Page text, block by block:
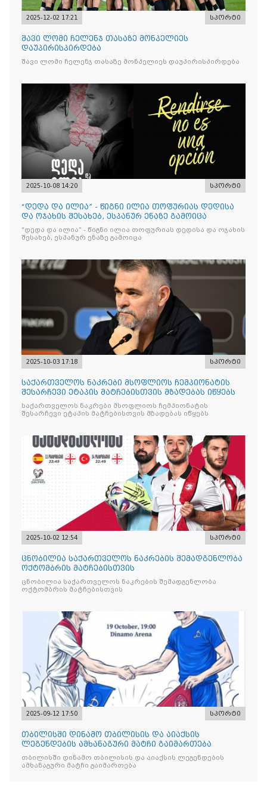
2025-12-02 17:21 სპორტი
შავი ლომი ჩელენჯ თასაზე მონპელიეს
დაუპირისპირდება
შავი ლომი ჩელენჯ თასაზე მონპელიეს დაუპირისპირდება
2025-10-08 14:20 სპორტი
“დედა და ილია” - წიგნი ილია თოფურიას დედისა
და ოჯახის შესახებ, ესპანურ ენაზე გამოიცა
“დედა და ილია” - წიგნი ილია თოფურიას დედისა და ოჯახის
შესახებ, ესპანურ ენაზე გამოიცა
2025-10-03 17:18 სპორტი
საქართველოს ნაკრები მსოფლიოს ჩემპიონატის
შესარჩევი ეტაპის მატჩებისთვის მზადებას იწყებს
საქართველოს ნაკრები მსოფლიოს ჩემპიონატის
შესარჩევი ეტაპის მატჩებისთვის მზადებას იწყებს
2025-10-02 12:54 სპორტი
ცნობილია საქართველოს ნაკრების შემადგენლობა
ოქტომბრის მატჩებისთვის
ცნობილია საქართველოს ნაკრების შემადგენლობა
ოქტომბრის მატჩებისთვის
2025-09-12 17:50 სპორტი
თბილისში დინამო თბილისის და აიაქსის
ლეგენდების ამხანაგური მატჩი გაიმართება
თბილისში დინამო თბილისის და აიაქსის ლეგენდების
ამხანაგური მატჩი გაიმართება